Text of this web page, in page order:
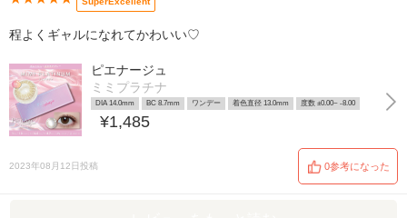
程よくギャルになれてかわいい♡
ピエナージュ
ミミプラチナ
DIA 14.0mm BC 8.7mm ワンデー 着色直径 13.0mm 度数 ±0.00~ -8.00
¥1,485
2023年08月12日投稿 0参考になった